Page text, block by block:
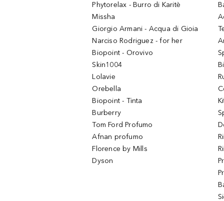
Phytorelax - Burro di Karitè
Missha
Giorgio Armani - Acqua di Gioia
Narciso Rodriguez - for her
Biopoint - Orovivo
Skin1004
Lolavie
Orebella
Biopoint - Tinta
Burberry
Tom Ford Profumo
Afnan profumo
Florence by Mills
Dyson